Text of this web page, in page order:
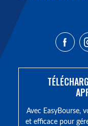
Avec EasyBourse,
et efficace pour